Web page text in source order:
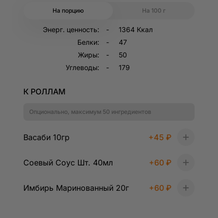
На порцию На 100 г
Энерг. ценность:
1364 Ккал
Белки:
47
Жиры:
50
Углеводы:
179
К РОЛЛАМ
Опционально, максимум 50 ингредиентов
Васаби 10гр +45 ₽ +
Соевый Соус Шт. 40мл +60 ₽ +
Имбирь Маринованный 20г +60 ₽ +
Регистрация
технических cookie может привести к некорректной